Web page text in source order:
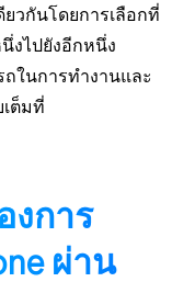
วกันโดยการเลือกที่
งไปยังอีกหนึ่ง
ในการทำงานและ
ต็มที่
งการ
ผ่าน